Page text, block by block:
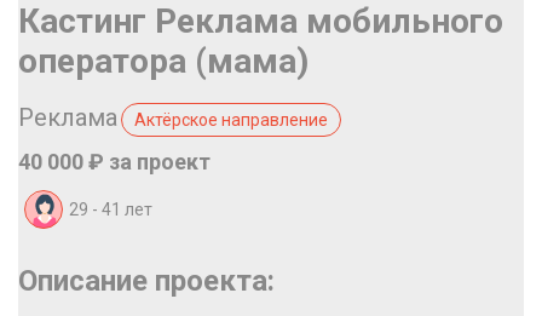
Кастинг Реклама мобильного
оператора (мама)
Реклама Актёрское направление
40 000 ₽ за проект
29 - 41 лет
Описание проекта: